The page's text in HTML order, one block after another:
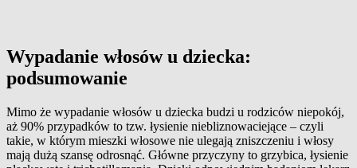
Wypadanie włosów u dziecka:
podsumowanie
Mimo że wypadanie włosów u dziecka budzi u rodziców niepokój,
aż 90% przypadków to tzw. łysienie niebliznowaciejące – czyli
takie, w którym mieszki włosowe nie ulegają zniszczeniu i włosy
mają dużą szansę odrosnąć. Główne przyczyny to grzybica, łysienie